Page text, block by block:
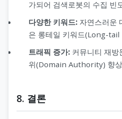
가되어 검색로봇의 수집 빈
다양한 키워드: 자연스러운
은 롱테일 키워드(Long-
트래픽 증가: 커뮤니티 재방
위(Domain Authority) 향
8. 결론